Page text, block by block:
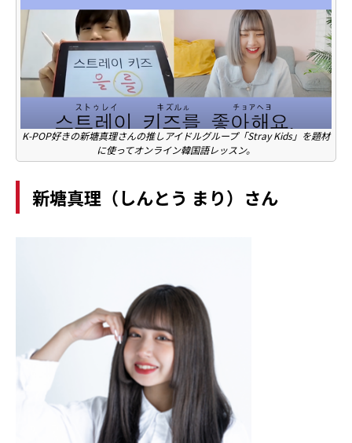
K-POP好きの新塘真理さんの推しアイドルグループ「Stray Kids」を題材
に使ってオンライン韓国語レッスン。
新塘真理（しんとう まり）さん